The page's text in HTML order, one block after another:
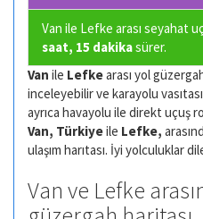
Van ile Lefke arası seyahat
saat, 15 dakikasürer.
Van ile Lefkearası yol
inceleyebilir ve karayolu
ayrıca havayolu ile direkt uçuş
Van, Türkiyeile Lefke,
ulaşım harıtası. İyi yolculuklar
Van ve Lefke